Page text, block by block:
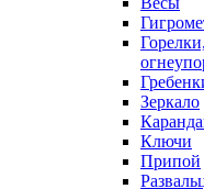
Зеркало
Ключи
Припой